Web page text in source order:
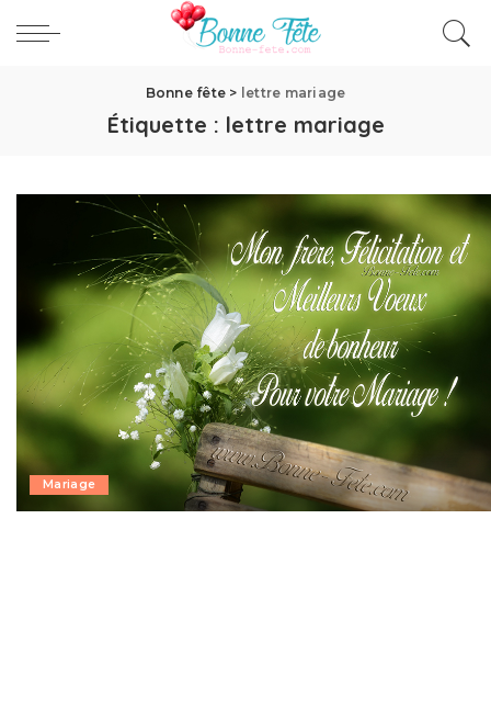
Bonne fête > lettre mariage
Étiquette : lettre mariage
Mariage